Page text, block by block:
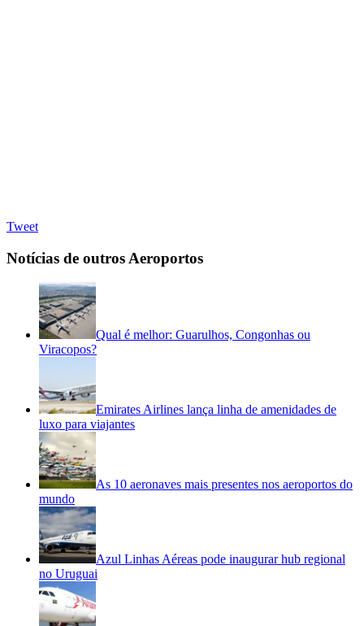
Tweet
Notícias de outros Aeroportos
Qual é melhor: Guarulhos, Congonhas ou
Viracopos?
Emirates Airlines lança linha de amenidades de
luxo para viajantes
As 10 aeronaves mais presentes nos aeroportos do
mundo
Azul Linhas Aéreas pode inaugurar hub regional
no Uruguai